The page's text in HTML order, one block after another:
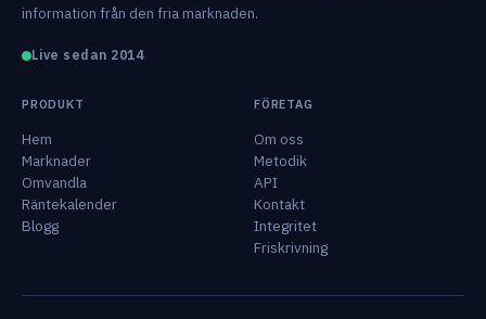
information från den fria marknaden.
Live sedan 2014
PRODUKT
Hem
Marknader
Omvandla
Räntekalender
Blogg
FÖRETAG
Om oss
Metodik
API
Kontakt
Integritet
Friskrivning